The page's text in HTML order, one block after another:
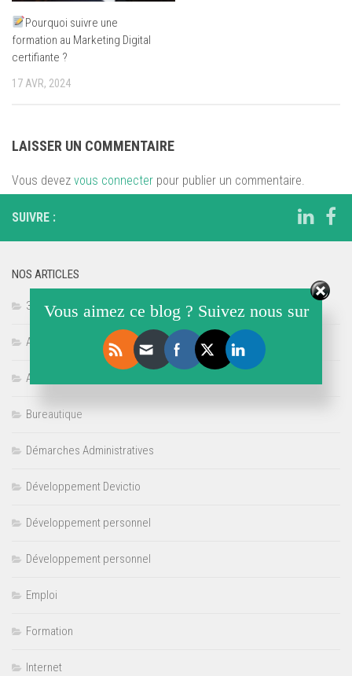
Pourquoi suivre une
formation au Marketing Digital
certifiante ?
17 AVR, 2024
LAISSER UN COMMENTAIRE
Vous devez vous connecter pour publier un commentaire.
SUIVRE :
NOS ARTICLES
3D
Accès à la Formation
Actualités économiques
Bureautique
Démarches Administratives
Développement Devictio
Développement personnel
Développement personnel
Emploi
Formation
Internet
Vous aimez ce blog ? Suivez nous sur